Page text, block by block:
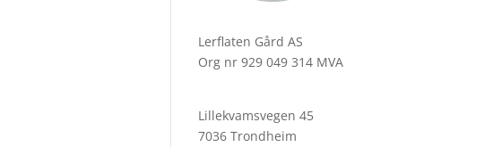
Lerflaten Gård AS
Org nr 929 049 314 MVA
Lillekvamsvegen 45
7036 Trondheim